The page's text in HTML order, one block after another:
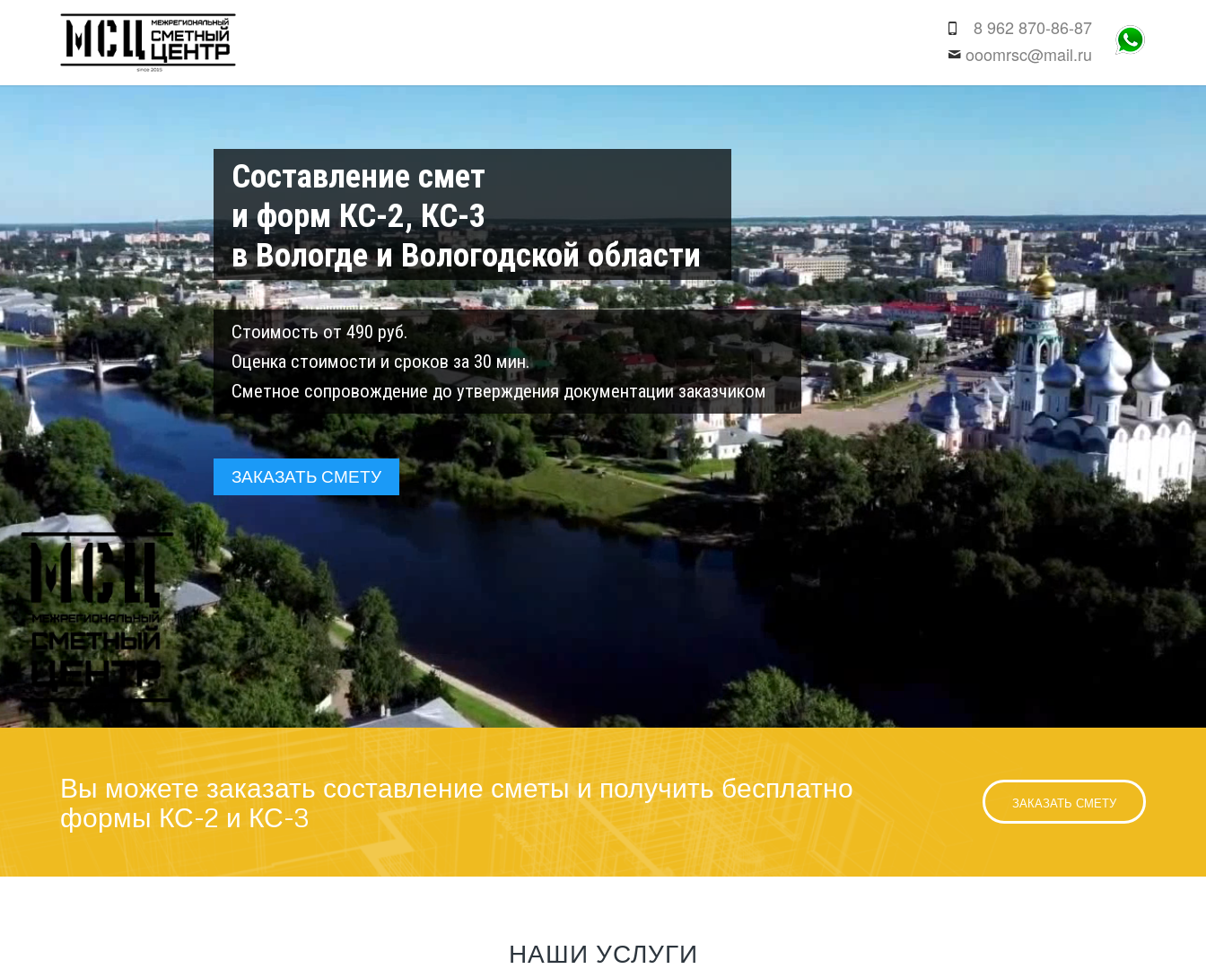
8 962 870-86-87
ooomrsc@mail.ru
Cтоимость от 490 руб.
Оценка стоимости и сроков за 30 мин.
Сметное сопровождение до утверждения документации заказчиком
Составление смет
и форм КС-2, КС-3
в Вологде и Вологодской области
ЗАКАЗАТЬ СМЕТУ
Вы можете заказать составление сметы и получить бесплатно
формы КС-2 и КС-3
ЗАКАЗАТЬ СМЕТУ
НАШИ УСЛУГИ